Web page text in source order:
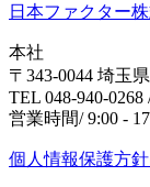
日本ファクター
本社
〒343-0044 埼玉
TEL 048-940-0268
営業時間/ 9:00 -
個人情報保護方